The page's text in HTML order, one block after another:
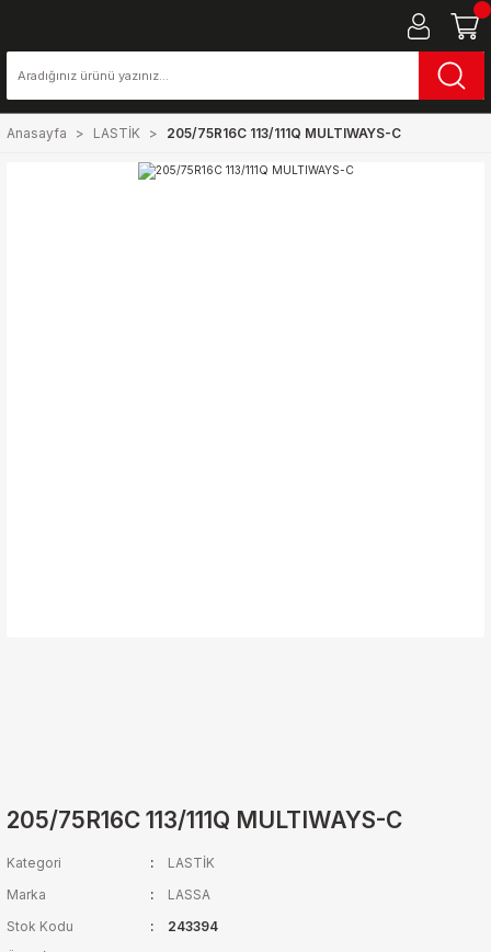
Anasayfa LASTİK 205/75R16C 113/111Q MULTIWAYS-C
205/75R16C 113/111Q MULTIWAYS-C
Kategori
LASTİK
Marka
LASSA
Stok Kodu
243394